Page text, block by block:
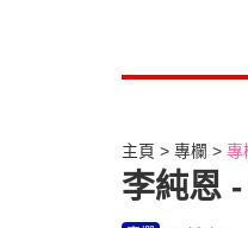
主頁 專欄 專
李純恩